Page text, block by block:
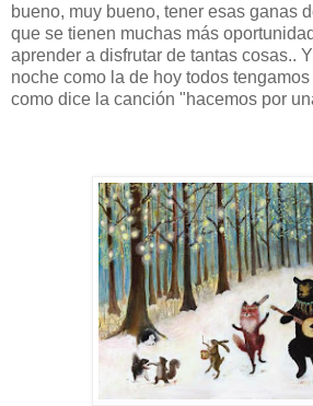
bueno, muy bueno, tener esas ganas
que se tienen muchas más
aprender a disfrutar de tantas cosas..
noche como la de hoy todos
como dice la canción "hacemos por